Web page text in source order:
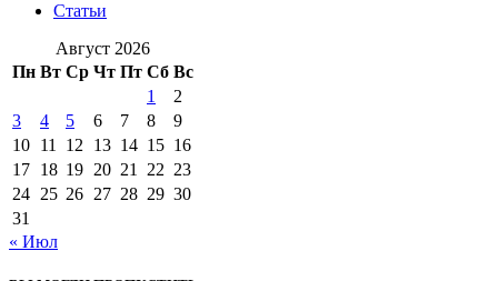
Статьи
Август 2026
Пн Вт Ср Чт Пт Сб Вс
1
2
3
4 5 6 7 8
9
10 11 12 13 14 15 16
17 18 19 20 21 22 23
24 25 26 27 28 29 30
31
« Июл